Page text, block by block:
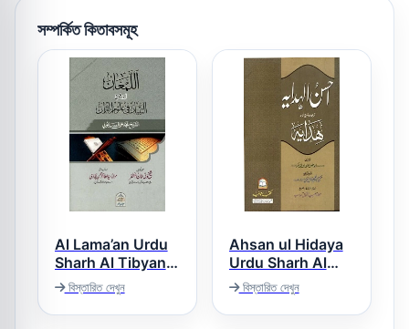
সম্পর্কিত কিতাবসমূহ
Al Lama’an Urdu
Sharh Al Tibyan
اللمعان اردو شرح
التبیان فی علوم
القرآن
বিস্তারিত দেখুন
Ahsan ul Hidaya
Urdu Sharh Al
Hidaya Vol 3,4
احسن الھدایۃ اردو
شرح ھدایۃ
বিস্তারিত দেখুন